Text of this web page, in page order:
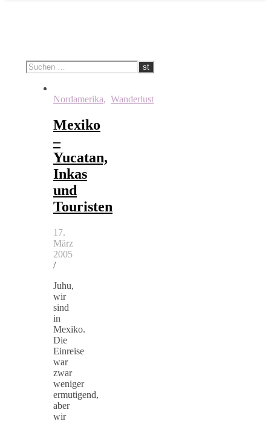
Nordamerika, Wanderlust
Mexiko
–
Yucatan,
Inkas
und
Touristen
17.
März
2005
/
Juhu,
wir
sind
in
Mexiko.
Die
Einreise
war
zwar
weniger
ermutigend,
aber
wir